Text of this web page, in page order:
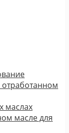
маслах
масле для